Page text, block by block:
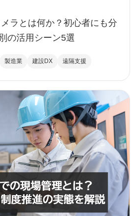
ラとは何か？初心者にも分
の活用シーン5選
製造業 建設DX 遠隔支援